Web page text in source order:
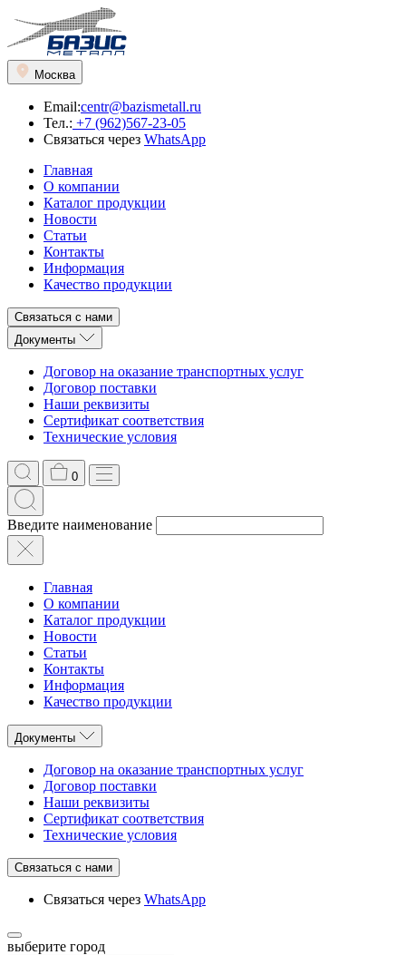
Москва
Email:centr@bazismetall.ru
Тел.: +7 (962)567-23-05
Связаться через WhatsApp
Главная
О компании
Каталог продукции
Новости
Статьи
Контакты
Информация
Качество продукции
Связаться с нами
Документы
Договор на оказание транспортных услуг
Договор поставки
Наши реквизиты
Сертификат соответствия
Технические условия
0
Введите наименование
Главная
О компании
Каталог продукции
Новости
Статьи
Контакты
Информация
Качество продукции
Документы
Договор на оказание транспортных услуг
Договор поставки
Наши реквизиты
Сертификат соответствия
Технические условия
Связаться с нами
Связаться через WhatsApp
выберите город